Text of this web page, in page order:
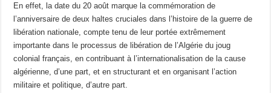
En effet, la date du 20 août marque la commémoration de
l’anniversaire de deux haltes cruciales dans l’histoire de la guerre de
libération nationale, compte tenu de leur portée extrêmement
importante dans le processus de libération de l’Algérie du joug
colonial français, en contribuant à l’internationalisation de la cause
algérienne, d’une part, et en structurant et en organisant l’action
militaire et politique, d’autre part.